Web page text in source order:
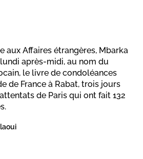
aux Affaires étrangères, Mbarka
après-midi, au nom du
le livre de condoléances
de France à Rabat, trois jours
de Paris qui ont fait 132